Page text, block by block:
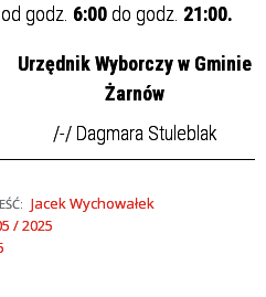
godz. 6:00 do godz. 21:00.
Urzędnik Wyborczy w Gminie
Żarnów
/-/ Dagmara Stuleblak
Jacek Wychowałek
/ 2025